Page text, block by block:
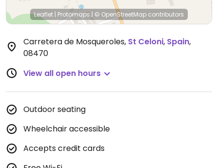
Leaflet | Protomaps | © OpenStreetMap contributors
Carretera de Mosqueroles, St Celoni, Spain,
08470
View all open hours
Outdoor seating
Wheelchair accessible
Accepts credit cards